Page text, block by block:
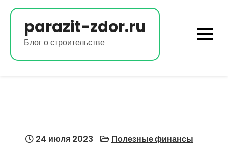
Перейти
содержимомуparazit-zdor.ru
Блог о строительстве
24 июля 2023 Полезные финансы